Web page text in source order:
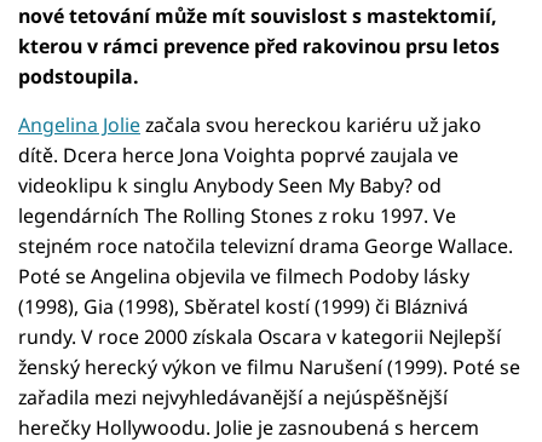
nové tetování může mít souvislost s mastektomií,
kterou v rámci prevence před rakovinou prsu letos
podstoupila.
Angelina Joliezačala svou hereckou kariéru už jako
dítě. Dcera herce Jona Voighta poprvé zaujala ve
videoklipu k singlu Anybody Seen My Baby? od
legendárních The Rolling Stones z roku 1997. Ve
stejném roce natočila televizní drama George Wallace.
Poté se Angelina objevila ve filmech Podoby lásky
(1998), Gia (1998), Sběratel kostí (1999) či Bláznivá
rundy. V roce 2000 získala Oscara v kategorii Nejlepší
ženský herecký výkon ve filmu Narušení (1999). Poté se
zařadila mezi nejvyhledávanější a nejúspěšnější
herečky Hollywoodu. Jolie je zasnoubená s hercem